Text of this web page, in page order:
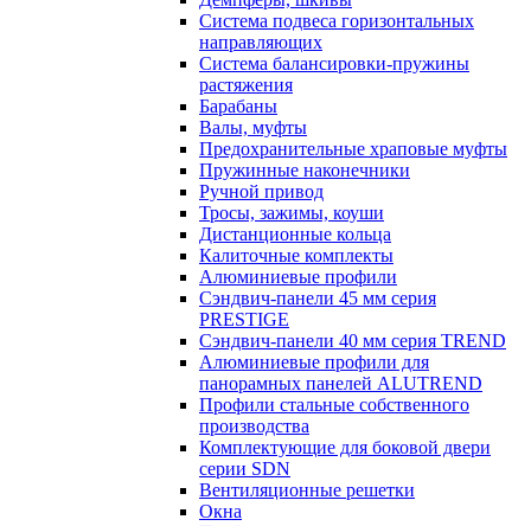
Система подвеса горизонтальных
направляющих
Система балансировки-пружины
растяжения
Барабаны
Валы, муфты
Предохранительные храповые муфты
Пружинные наконечники
Ручной привод
Тросы, зажимы, коуши
Дистанционные кольца
Калиточные комплекты
Алюминиевые профили
Сэндвич-панели 45 мм серия
PRESTIGE
Сэндвич-панели 40 мм серия TREND
Алюминиевые профили для
панорамных панелей ALUTREND
Профили стальные собственного
производства
Комплектующие для боковой двери
серии SDN
Вентиляционные решетки
Окна